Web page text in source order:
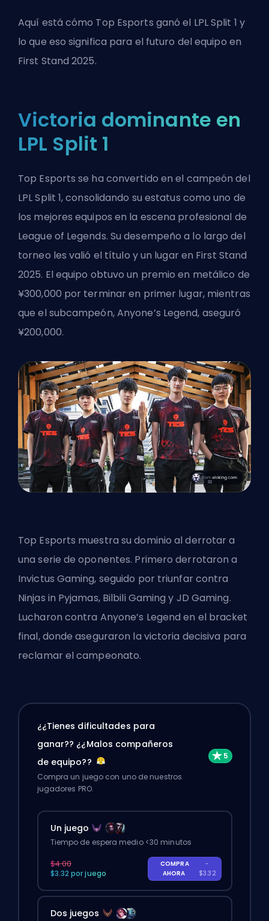
Aquí está cómo Top Esports ganó el LPL Split 1 y
lo que eso significa para el futuro del equipo en
First Stand 2025.
Victoria dominante en
LPL Split 1
Top Esports se ha convertido en el campeón del
LPL Split 1, consolidando su estatus como uno de
los mejores equipos en la escena profesional de
League of Legends. Su desempeño a lo largo del
torneo les valió el título y un lugar en First Stand
2025. El equipo obtuvo un premio en metálico de
¥300,000 por terminar en primer lugar, mientras
que el subcampeón, Anyone’s Legend, aseguró
¥200,000.
Top Esports muestra su dominio al derrotar a
una serie de oponentes. Primero derrotaron a
Invictus Gaming, seguido por triunfar contra
Ninjas in Pyjamas, Bilbili Gaming y JD Gaming.
Lucharon contra Anyone’s Legend en el bracket
final, donde aseguraron la victoria decisiva para
reclamar el campeonato.
¿¿Tienes dificultades para
ganar?? ¿¿Malos compañeros
de equipo??
Compra un juego con uno de nuestros
jugadores PRO.
Un juego
Tiempo de espera medio <30 minutos
$4.00
$3.32 por juego
COMPRA
AHORA
-
$3.32
Dos juegos